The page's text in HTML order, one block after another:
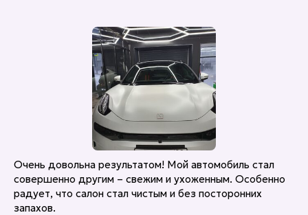
Очень довольна результатом! Мой автомобиль стал
совершенно другим – свежим и ухоженным. Особенно
радует, что салон стал чистым и без посторонних
запахов.